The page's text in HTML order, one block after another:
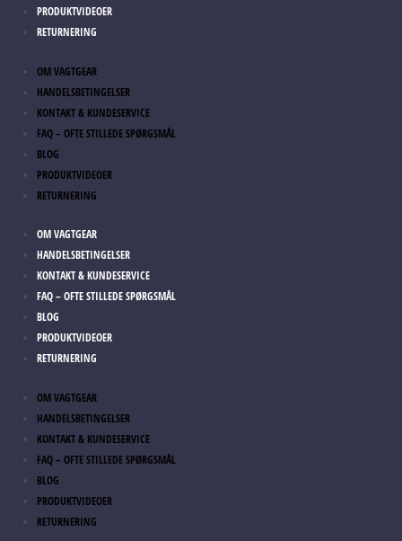
PRODUKTVIDEOER
RETURNERING
OM VAGTGEAR
HANDELSBETINGELSER
KONTAKT & KUNDESERVICE
FAQ – OFTE STILLEDE SPØRGSMÅL
BLOG
PRODUKTVIDEOER
RETURNERING
OM VAGTGEAR
HANDELSBETINGELSER
KONTAKT & KUNDESERVICE
FAQ – OFTE STILLEDE SPØRGSMÅL
BLOG
PRODUKTVIDEOER
RETURNERING
OM VAGTGEAR
HANDELSBETINGELSER
KONTAKT & KUNDESERVICE
FAQ – OFTE STILLEDE SPØRGSMÅL
BLOG
PRODUKTVIDEOER
RETURNERING